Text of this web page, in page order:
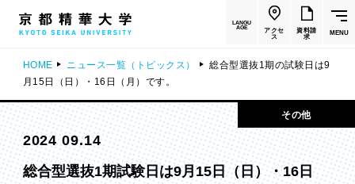
LANGU
AGE
アクセ
ス
資料請
求
MENU
HOME ニュース一覧（トピックス）
総合型選抜1期の試験日は9
月15日（日）・16日（月）です。
その他
2024 09.14
総合型選抜1期試験日は9月15日（日）・16日